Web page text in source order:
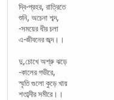
দ্বি-প্রহর, রাত্রিতে
শুনি, অচেনা শব্দ,
-সময়ের ধীর চলা
এ-জীবনের জব্দ।।
দু,চোখে অশ্রু ঝড়ে
-কালের গভীরে,
স্মৃতি গুলো কুড়ে খায়
শতাব্দীর সমীরে।।